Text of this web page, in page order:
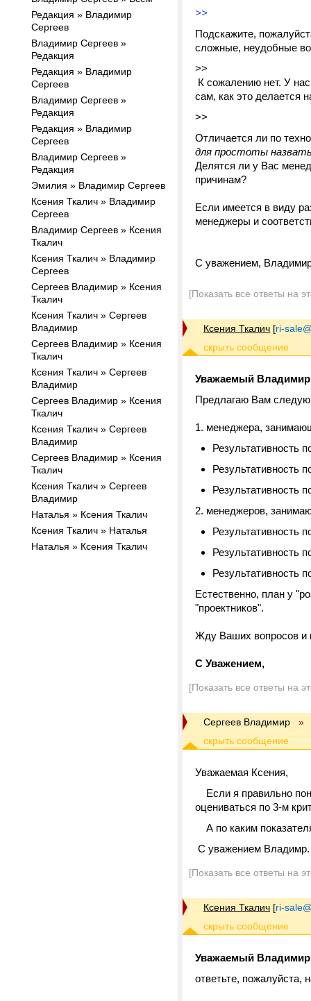
Редакция » Владимир
Сергеев
Владимир Сергеев »
Редакция
Редакция » Владимир
Сергеев
Владимир Сергеев »
Редакция
Редакция » Владимир
Сергеев
Владимир Сергеев »
Редакция
Эмилия » Владимир Сергеев
Ксения Ткалич » Владимир
Сергеев
Владимир Сергеев » Ксения
Ткалич
Ксения Ткалич » Владимир
Сергеев
Сергеев Владимир » Ксения
Ткалич
Ксения Ткалич » Сергеев
Владимир
Сергеев Владимир » Ксения
Ткалич
Ксения Ткалич » Сергеев
Владимир
Сергеев Владимир » Ксения
Ткалич
Ксения Ткалич » Сергеев
Владимир
Сергеев Владимир » Ксения
Ткалич
Ксения Ткалич » Сергеев
Владимир
Наталья » Ксения Ткалич
Ксения Ткалич » Наталья
Наталья » Ксения Ткалич
>>
Подскажите,
сложные, неудобные
>>
К сожалению нет. У
сам, как это делается
>>
Отличается ли по
для простоты
Делятся ли у Вас
причинам?
Если имеется в виду
менеджеры и
С уважением,
[Показать все ответы на
Ксения Ткалич [ri-
Уважаемый
Предлагаю Вам
1. менеджера,
Результативность
Результативность
Результативность
2. менеджеров,
Результативность
Результативность
Результативность
Естественно, план у
"проектников".
Жду Ваших вопросов и
С Уважением,
[Показать все ответы на
Сергеев Владимир »
Уважаемая Ксения,
Если я правильно
оцениваться по 3-м
А по каким
С уважением Владимр.
[Показать все ответы на
Ксения Ткалич [ri-
Уважаемый
ответьте,